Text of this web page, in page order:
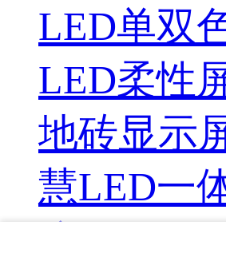
LED单双
LED柔性
地砖显示
慧LED一